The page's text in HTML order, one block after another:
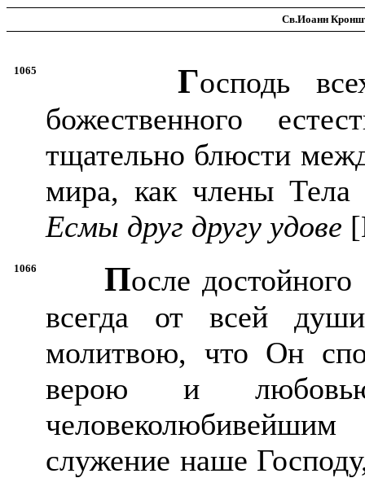
Св.Иоанн
1065 Господь
божественного
тщательно блюсти
мира, как члены Тела
Есмы друг другу удове
1066 После
всегда от всей
молитвою, что Он
верою и
служение наше